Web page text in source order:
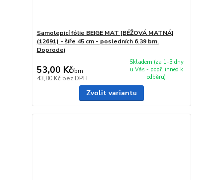
Samolepicí fólie BEIGE MAT [BÉŽOVÁ MATNÁ]
(12691) - šíře 45 cm - posledních 6.39 bm.
Doprodej
53,00 Kč/bm
43,80 Kč bez DPH
Skladem (za 1-3 dny
u Vás - popř. ihned k
odběru)
Zvolit variantu